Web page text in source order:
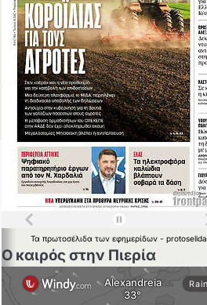
Ταπρωτοσέλιδατωνεφημερίδων-protoselida
Ο καιρός στην Πιερία